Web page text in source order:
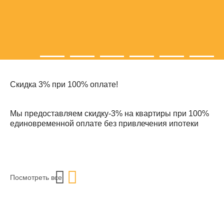
Скидка 3% при 100% оплате!
Мы предоставляем скидку-3% на квартиры при 100%
единовременной оплате без привлечения ипотеки
Посмотреть все